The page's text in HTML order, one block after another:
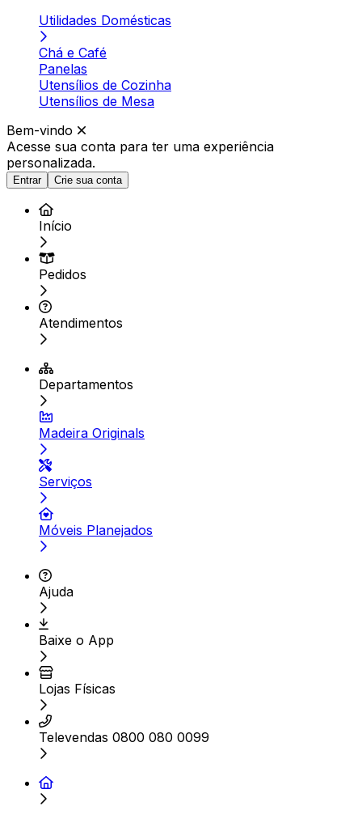
Utilidades Domésticas
Chá e Café
Panelas
Utensílios de Cozinha
Utensílios de Mesa
Bem-vindo
Acesse sua conta para ter uma experiência
personalizada.
Entrar Crie sua conta
Início
Pedidos
Atendimentos
Departamentos
Madeira Originals
Serviços
Móveis Planejados
Ajuda
Baixe o App
Lojas Físicas
Televendas 0800 080 0099